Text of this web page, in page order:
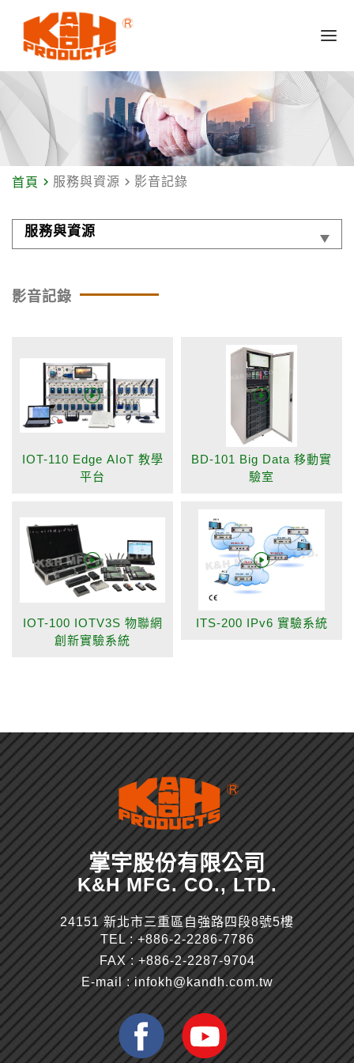
首頁 navigate_next 服務與資源 navigate_next 影音記錄
服務與資源
影音記錄
IOT-110 Edge AIoT 教學
平台
BD-101 Big Data 移動實
驗室
IOT-100 IOTV3S 物聯網
創新實驗系統
ITS-200 IPv6 實驗系統
掌宇股份有限公司
K&H MFG. CO., LTD.
24151 新北市三重區自強路四段8號5樓
TEL :+886-2-2286-7786
FAX : +886-2-2287-9704
E-mail :infokh@kandh.com.tw